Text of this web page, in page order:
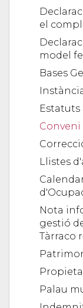
el
model
Bases
Estatuts
Conveni
Llistes
Nota
gestió
Tàrraco
Palau